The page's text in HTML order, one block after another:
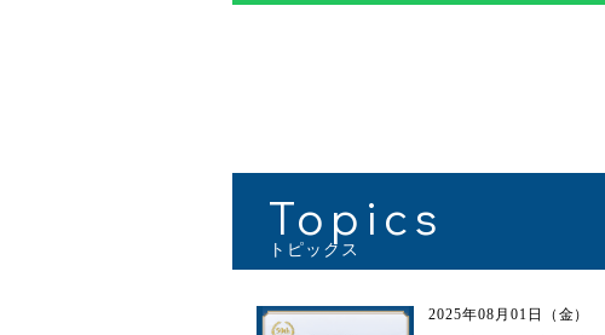
併存症、処方実態に関する記述研究の結果
Topics
2025年08月01日（金）